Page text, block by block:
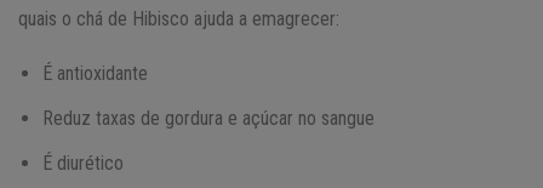
quais o chá de Hibisco ajuda a emagrecer:
É antioxidante
Reduz taxas de gordura e açúcar no sangue
É diurético